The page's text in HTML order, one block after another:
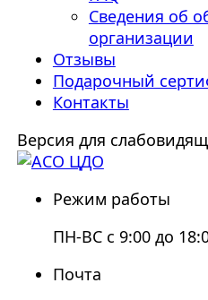
Сведения об
организации
Отзывы
Подарочный
Контакты
Версия для
Режим работы
ПН-ВС с 9:00 до
Почта